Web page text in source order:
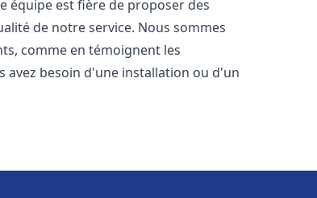
équipe est fière de proposer des
de notre service. Nous sommes
comme en témoignent les
avez besoin d'une installation ou d'un